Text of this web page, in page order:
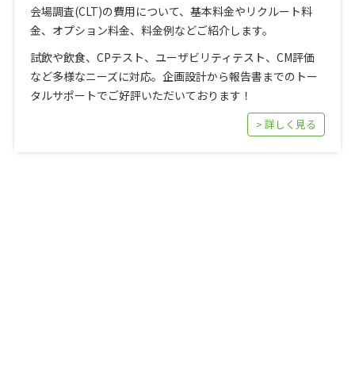
会場調査(CLT)の費用について、基本料金やリクルート料
金、オプション料金、料金例などご紹介します。
試飲や飲食、CPテスト、ユーザビリティテスト、CM評価
など多様なニーズに対応。企画設計から報告書までのトー
タルサポートでご好評いただいております！
> 詳しく見る